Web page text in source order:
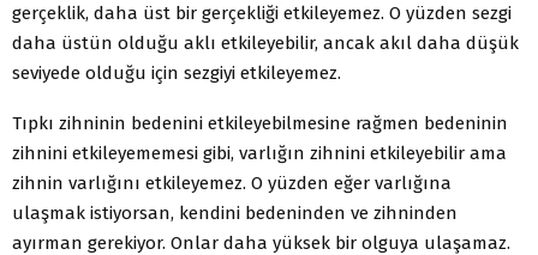
gerçeklik, daha üst bir gerçekliği etkileyemez. O yüzden sezgi
daha üstün olduğu aklı etkileyebilir, ancak akıl daha düşük
seviyede olduğu için sezgiyi etkileyemez.
Tıpkı zihninin bedenini etkileyebilmesine rağmen bedeninin
zihnini etkileyememesi gibi, varlığın zihnini etkileyebilir ama
zihnin varlığını etkileyemez. O yüzden eğer varlığına
ulaşmak istiyorsan, kendini bedeninden ve zihninden
ayırman gerekiyor. Onlar daha yüksek bir olguya ulaşamaz.